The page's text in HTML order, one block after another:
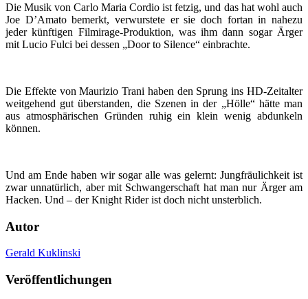
Die Musik von Carlo Maria Cordio ist fetzig, und das hat wohl auch
Joe D’Amato bemerkt, verwurstete er sie doch fortan in nahezu
jeder künftigen Filmirage-Produktion, was ihm dann sogar Ärger
mit Lucio Fulci bei dessen „Door to Silence“ einbrachte.
Die Effekte von Maurizio Trani haben den Sprung ins HD-Zeitalter
weitgehend gut überstanden, die Szenen in der „Hölle“ hätte man
aus atmosphärischen Gründen ruhig ein klein wenig abdunkeln
können.
Und am Ende haben wir sogar alle was gelernt: Jungfräulichkeit ist
zwar unnatürlich, aber mit Schwangerschaft hat man nur Ärger am
Hacken. Und – der Knight Rider ist doch nicht unsterblich.
Autor
Gerald Kuklinski
Veröffentlichungen